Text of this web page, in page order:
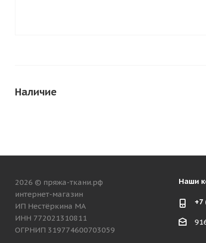
Наличие
2026 © пряжа-ткани.рф
интернет-магазин
ИП Нестёркина МА
ИНН 772021310811
ОГРНИП 319774600703059
Наши
+7